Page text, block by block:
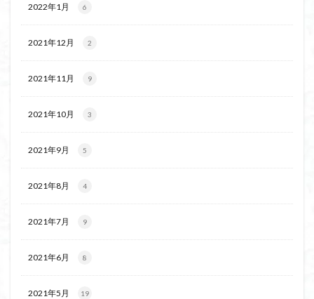
2022年1月 6
2021年12月 2
2021年11月 9
2021年10月 3
2021年9月 5
2021年8月 4
2021年7月 9
2021年6月 8
2021年5月 19